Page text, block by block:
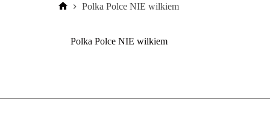
Polka Polce NIE wilkiem
Polka Polce NIE wilkiem